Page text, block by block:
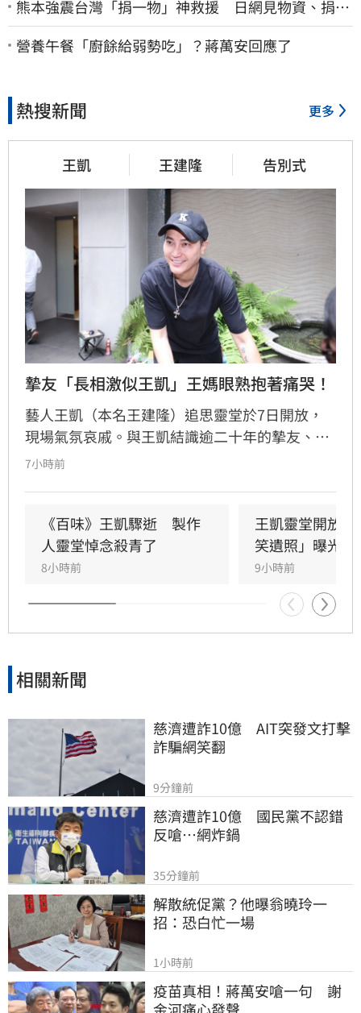
熊本強震台灣「捐一物」神救援 日網見物資、捐款
喊：給台灣統治算了
營養午餐「廚餘給弱勢吃」？蔣萬安回應了
熱搜新聞 更多
王凱 王建隆 告別式
摯友「長相激似王凱」王媽眼熟抱著痛哭！
藝人王凱（本名王建隆）追思靈堂於7日開放，
現場氣氛哀戚。與王凱結識逾二十年的摯友、邱
瓈寬特助Jeff現身協助打點後事。由於兩人外貌
助，演藝圈大姐大邱瓈寬展現義氣，主動承擔治
喪事宜並指派Jeff全程留守，陪伴王凱走完人生
最後一程。這場深厚的兄弟情誼與邱瓈寬的溫暖
義舉，成為家屬在面臨驟變時最堅強的後盾，各
界也紛紛對這
7小時前
《百味》王凱驟逝　製作
人靈堂悼念殺青了
8小時前
王凱靈堂開放
笑遺照」曝光
9小時前
相關新聞
慈濟遭詐10億　AIT突發文打擊
詐騙網笑翻
9分鐘前
慈濟遭詐10億　國民黨不認錯
反嗆⋯網炸鍋
35分鐘前
解散統促黨？他曝翁曉玲一
招：恐白忙一場
1小時前
疫苗真相！蔣萬安嗆一句　謝